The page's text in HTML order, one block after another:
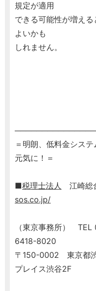
規定が適用
できる可能性が増え
よいかも
しれません。
＝明朗、低料金システ
元気に！＝
■税理士法人 江崎総
sos.co.jp/
（東京事務所）
6418-8020
〒150-0002 東京都
プレイス渋谷2F